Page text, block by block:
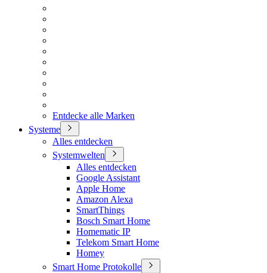
Entdecke alle Marken
Systeme
Alles entdecken
Systemwelten
Alles entdecken
Google Assistant
Apple Home
Amazon Alexa
SmartThings
Bosch Smart Home
Homematic IP
Telekom Smart Home
Homey
Smart Home Protokolle